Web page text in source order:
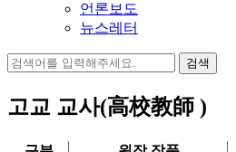
언론보도
뉴스레터
검
고교 교사(高校教師 )